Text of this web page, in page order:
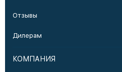
Отзывы
Дилерам
КОМПАНИЯ